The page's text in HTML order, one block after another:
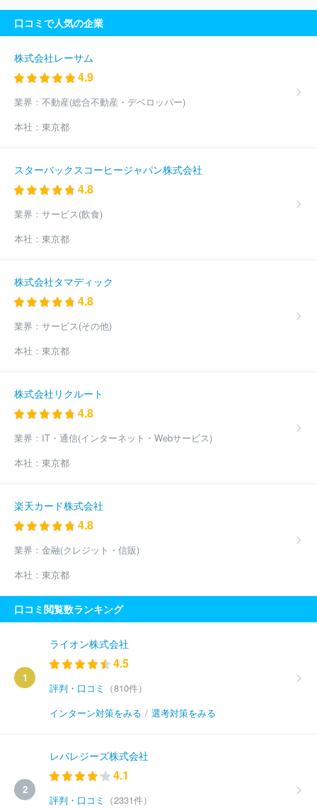
口コミで人気の企業
株式会社レーサム
4.9
業界： 不動産(総合不動産・デベロッパー)
本社： 東京都
スターバックスコーヒージャパン株式会社
4.8
業界： サービス(飲食)
本社： 東京都
株式会社タマディック
4.8
業界： サービス(その他)
本社： 東京都
株式会社リクルート
4.8
業界： IT・通信(インターネット・Webサービス)
本社： 東京都
楽天カード株式会社
4.8
業界： 金融(クレジット・信販)
本社： 東京都
口コミ閲覧数ランキング
1
ライオン株式会社
4.5
評判・口コミ
（810件）
インターン対策をみる / 選考対策をみる
2
レバレジーズ株式会社
4.1
評判・口コミ
（2331件）